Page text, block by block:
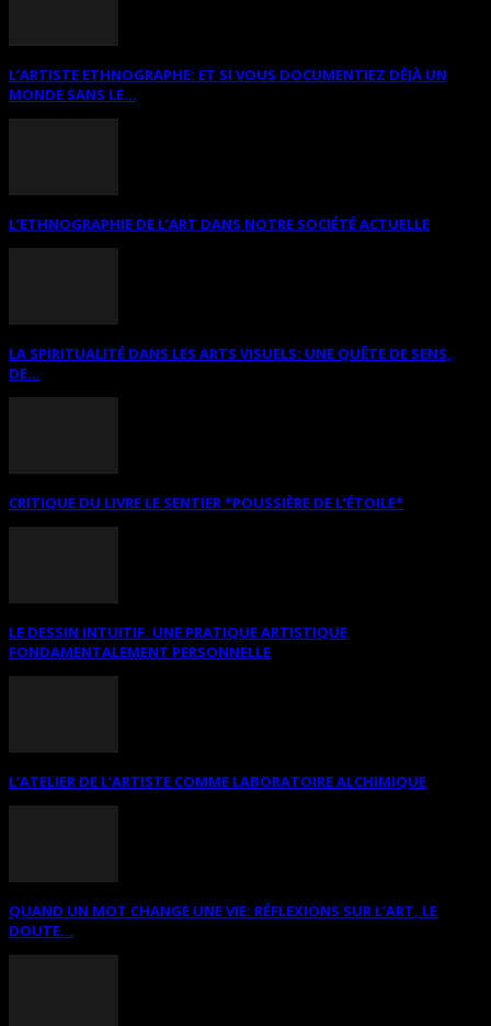
L’ARTISTE ETHNOGRAPHE: ET SI VOUS DOCUMENTIEZ DÉJÀ UN
MONDE SANS LE...
L’ETHNOGRAPHIE DE L’ART DANS NOTRE SOCIÉTÉ ACTUELLE
LA SPIRITUALITÉ DANS LES ARTS VISUELS: UNE QUÊTE DE SENS,
DE...
CRITIQUE DU LIVRE LE SENTIER *POUSSIÈRE DE L’ÉTOILE*
LE DESSIN INTUITIF. UNE PRATIQUE ARTISTIQUE
FONDAMENTALEMENT PERSONNELLE
L’ATELIER DE L’ARTISTE COMME LABORATOIRE ALCHIMIQUE
QUAND UN MOT CHANGE UNE VIE: RÉFLEXIONS SUR L’ART, LE
DOUTE...